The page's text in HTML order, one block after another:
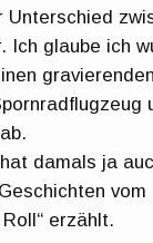
Unterschied
Ich glaube ich
damals ja
vom
erzählt.